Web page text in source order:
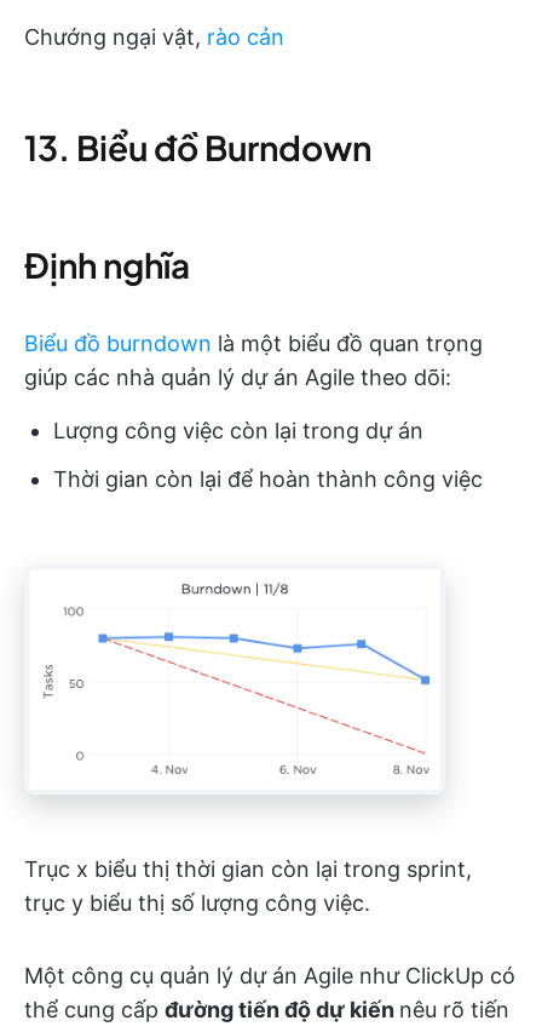
Chướng ngại vật, rào cản
13. Biểu đồ Burndown
Định nghĩa
Biểu đồ burndown là một biểu đồ quan trọng
giúp các nhà quản lý dự án Agile theo dõi:
Lượng công việc còn lại trong dự án
Thời gian còn lại để hoàn thành công việc
Trục x biểu thị thời gian còn lại trong sprint,
trục y biểu thị số lượng công việc.
Một công cụ quản lý dự án Agile như ClickUp có
thể cung cấp đường tiến độ dự kiến nêu rõ tiến